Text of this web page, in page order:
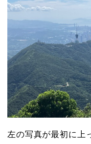
左の写真が最初に上